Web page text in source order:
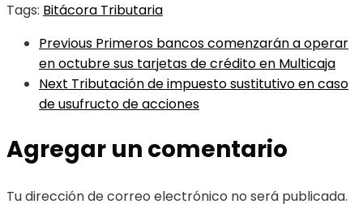
Tags: Bitácora Tributaria
Previous Primeros bancos comenzarán a operar
en octubre sus tarjetas de crédito en Multicaja
Next Tributación de impuesto sustitutivo en caso
de usufructo de acciones
Agregar un comentario
Tu dirección de correo electrónico no será publicada.